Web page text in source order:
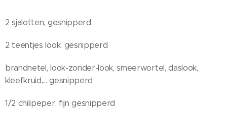
2 sjalotten, gesnipperd
2 teentjes look, gesnipperd
brandnetel, look-zonder-look, smeerwortel, daslook,
kleefkruid,... gesnipperd
1/2 chilipeper, fijn gesnipperd